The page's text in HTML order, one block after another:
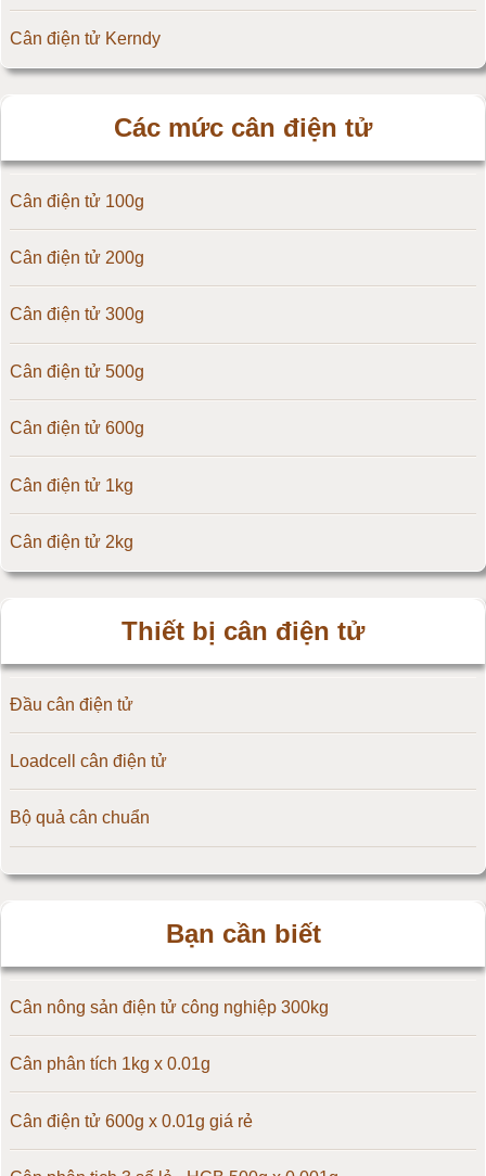
Cân điện tử Kerndy
Cân điện tử OCS
Cân điện tử Digi
Cân điện tử TNP Scacle
Cân điện tử CAS Hàn Quốc
Cân điện tử Yaohua
Cân điện tử Amcells
Đầu cân điện tử Flintec
Các mức cân điện tử
Cân điện tử 100g
Cân điện tử 200g
Cân điện tử 300g
Cân điện tử 500g
Cân điện tử 600g
Cân điện tử 1kg
Cân điện tử 2kg
Cân điện tử 10kg
Cân điện tử 15kg
Cân điện tử 20kg
Cân điện tử 25kg
Cân điện tử 50kg
Cân điện tử 60kg
Cân điện tử 100kg
Cân điện tử 150kg
Thiết bị cân điện tử
Đầu cân điện tử
Loadcell cân điện tử
Bộ quả cân chuẩn
Bạn cần biết
Cân nông sản điện tử công nghiệp 300kg
Cân phân tích 1kg x 0.01g
Cân điện tử 600g x 0.01g giá rẻ